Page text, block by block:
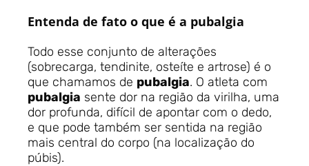
Entenda de fato o que é a pubalgia
Todo esse conjunto de alterações
(sobrecarga, tendinite, osteíte e artrose) é o
que chamamos de pubalgia. O atleta com
pubalgia sente dor na região da virilha, uma
dor profunda, difícil de apontar com o dedo,
e que pode também ser sentida na região
mais central do corpo (na localização do
púbis).